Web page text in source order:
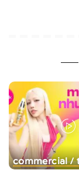
commercial /